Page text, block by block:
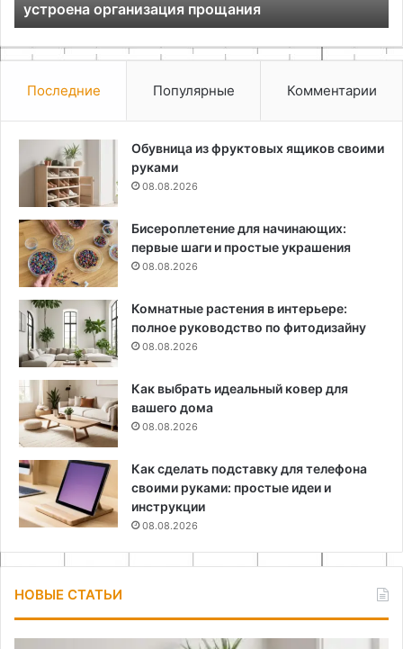
прощания
устроена организация прощания
Последние Популярные Комментарии
Обувница из фруктовых ящиков своими
руками
08.08.2026
Бисероплетение для начинающих:
первые шаги и простые украшения
08.08.2026
Комнатные растения в интерьере:
полное руководство по фитодизайну
08.08.2026
Как выбрать идеальный ковер для
вашего дома
08.08.2026
Как сделать подставку для телефона
своими руками: простые идеи и
инструкции
08.08.2026
НОВЫЕ СТАТЬИ